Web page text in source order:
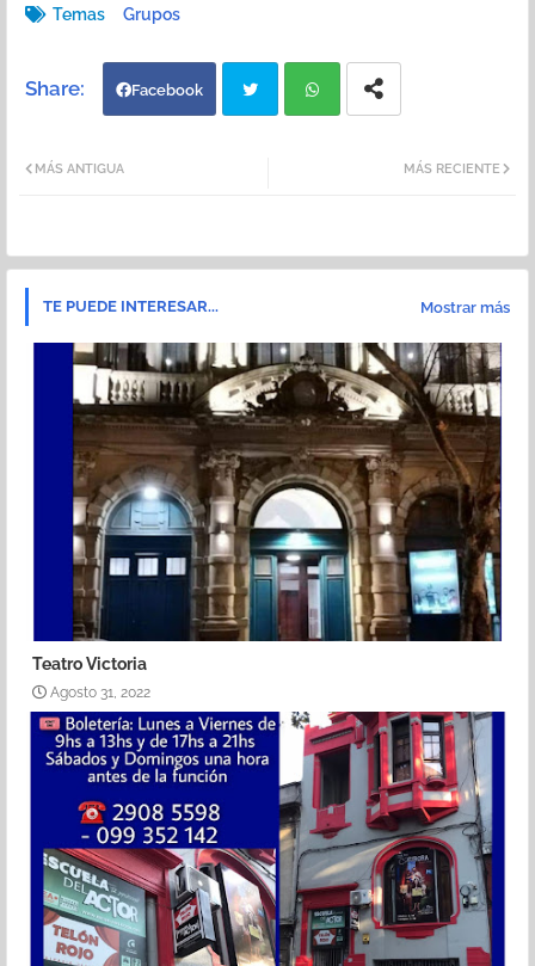
Temas Grupos
Facebook
pp
MÁS RECIENTE
MÁS ANTIGUA
TE PUEDE INTERESAR... Mostrar más
Teatro Victoria
Agosto 31, 2022